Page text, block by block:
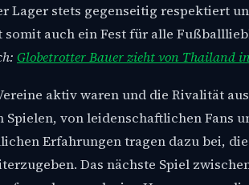
Lager stets gegenseitig respektiert
auch ein Fest für alle
Globetrotter Bauer zieht von Thailand
aktiv waren und die Rivalität
von leidenschaftlichen Fans
Erfahrungen tragen dazu bei,
Das nächste Spiel